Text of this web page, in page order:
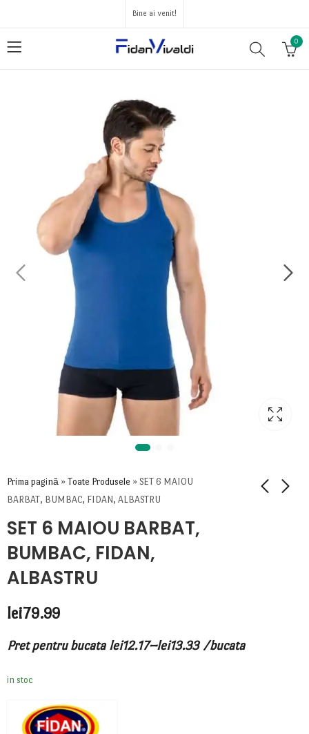
Bine ai venit!
0
Prima pagină » Toate Produsele » SET 6 MAIOU
BARBAT, BUMBAC, FIDAN, ALBASTRU
SET 6 MAIOU BARBAT,
BUMBAC, FIDAN,
ALBASTRU
lei79.99
Pret pentru bucata lei12.17–lei13.33 /bucata
in stoc